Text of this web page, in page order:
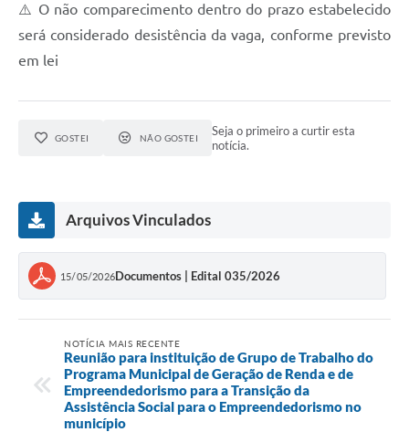
⚠️ O não comparecimento dentro do prazo estabelecido
será considerado desistência da vaga, conforme previsto
em lei
GOSTEI NÃO GOSTEI
Seja o primeiro a curtir esta
notícia.
Arquivos Vinculados
15/05/2026Documentos | Edital 035/2026
NOTÍCIA MAIS RECENTE
Reunião para instituição de Grupo de Trabalho do
Programa Municipal de Geração de Renda e de
Empreendedorismo para a Transição da
Assistência Social para o Empreendedorismo no
município